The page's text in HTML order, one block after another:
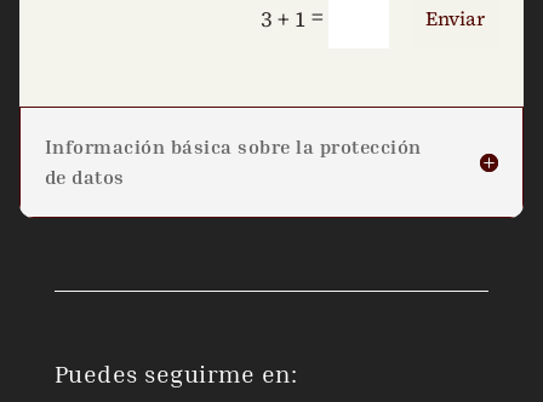
3 + 1 = Enviar
Información básica sobre la protección
de datos
Puedes seguirme en: